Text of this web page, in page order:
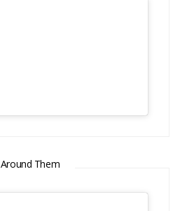
Around Them